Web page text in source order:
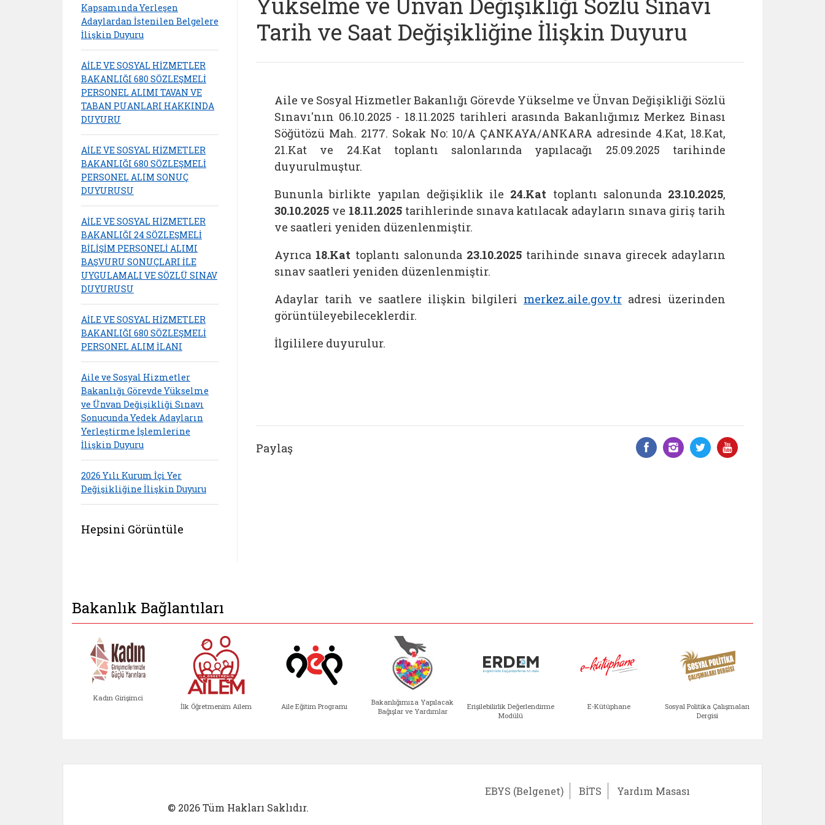
Kapsamında Yerleşen
Adaylardan İstenilen Belgelere
İlişkin Duyuru
AİLE VE SOSYAL HİZMETLER
BAKANLIĞI 680 SÖZLEŞMELİ
PERSONEL ALIMI TAVAN VE
TABAN PUANLARI HAKKINDA
DUYURU
AİLE VE SOSYAL HİZMETLER
BAKANLIĞI 680 SÖZLEŞMELİ
PERSONEL ALIM SONUÇ
DUYURUSU
AİLE VE SOSYAL HİZMETLER
BAKANLIĞI 24 SÖZLEŞMELİ
BİLİŞİM PERSONELİ ALIMI
BAŞVURU SONUÇLARI İLE
UYGULAMALI VE SÖZLÜ SINAV
DUYURUSU
AİLE VE SOSYAL HİZMETLER
BAKANLIĞI 680 SÖZLEŞMELİ
PERSONEL ALIM İLANI
Aile ve Sosyal Hizmetler
Bakanlığı Görevde Yükselme
ve Ünvan Değişikliği Sınavı
Sonucunda Yedek Adayların
Yerleştirme İşlemlerine
İlişkin Duyuru
2026 Yılı Kurum İçi Yer
Değişikliğine İlişkin Duyuru
Hepsini Görüntüle
Tarih ve Saat Değişikliğine İlişkin Duyuru
Aile ve Sosyal Hizmetler Bakanlığı Görevde Yükselme ve Ünvan Değişikliği Sözlü
Sınavı'nın 06.10.2025 - 18.11.2025 tarihleri arasında Bakanlığımız Merkez Binası
Söğütözü Mah. 2177. Sokak No: 10/A ÇANKAYA/ANKARA adresinde 4.Kat, 18.Kat,
21.Kat ve 24.Kat toplantı salonlarında yapılacağı 25.09.2025 tarihinde
duyurulmuştur.
Bununla birlikte yapılan değişiklik ile 24.Kat toplantı salonunda 23.10.2025,
30.10.2025 ve 18.11.2025tarihlerinde sınava katılacak adayların sınava giriş tarih
ve saatleri yeniden düzenlenmiştir.
Ayrıca 18.Kat toplantı salonunda 23.10.2025 tarihinde sınava girecek adayların
sınav saatleri yeniden düzenlenmiştir.
Adaylar tarih ve saatlere ilişkin bilgileri merkez.aile.gov.tr adresi üzerinden
görüntüleyebileceklerdir.
İlgililere duyurulur.
Paylaş Facebook üzerinde paylaş
Instagram'da paylaş
Twitter üzerinde
YouTube
Bakanlık Bağlantıları
Kadın Girişimci
İlk Öğretmenim Ailem Aile Eğitim Programı
Bakanlığımıza Yapılacak
Bağışlar ve Yardımlar
Erişilebilirlik Değerlendirme
Modülü
E-Kütüphane
Sosyal Politika Çalışmaları
Dergisi
© 2026 Tüm Hakları Saklıdır.
EBYS (Belgenet) BİTS Yardım Masası